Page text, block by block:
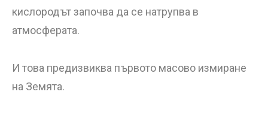
кислородът започва да се натрупва в
атмосферата.
И това предизвиква първото масово измиране
на Земята.